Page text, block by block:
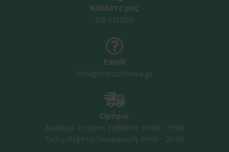
Καλέστε μας
210 6131325
Email
info@finezzahome.gr
Ωράριο
Δευτέρα-Τετάρτη-Σαββάτο: 09:00 - 15:30
Τρίτη-Πέμπτη-Παρασκευή: 09:00 - 20:00